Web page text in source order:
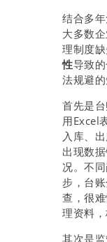
结合多
大多数
理制度
性导致
法规避的
首先是
用Excel
入库、
出现数
况。不
步，台
查，很
理资料，
其次是